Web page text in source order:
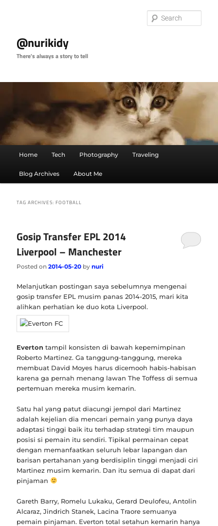
@nurikidy
There's always a story to tell
Home Tech Photography Traveling
Blog Archives About Me
TAG ARCHIVES:FOOTBALL
Gosip Transfer EPL 2014
Liverpool – Manchester
Posted on2014-05-20 bynuri
Melanjutkan postingan saya sebelumnya mengenai
gosip transfer EPL musim panas 2014-2015, mari kita
alihkan perhatian ke duo kota Liverpool.
Everton tampil konsisten di bawah kepemimpinan
Roberto Martinez. Ga tanggung-tanggung, mereka
membuat David Moyes harus dicemooh habis-habisan
karena ga pernah menang lawan The Toffess di semua
pertemuan mereka musim kemarin.
Satu hal yang patut diacungi jempol dari Martinez
adalah kejelian dia mencari pemain yang punya daya
adaptasi tinggi baik itu terhadap strategi tim maupun
posisi si pemain itu sendiri. Tipikal permainan cepat
dengan memanfaatkan seluruh lebar lapangan dan
barisan pertahanan yang berdisiplin tinggi menjadi ciri
Martinez musim kemarin. Dan itu semua di dapat dari
pinjaman
Gareth Barry, Romelu Lukaku, Gerard Deulofeu, Antolin
Alcaraz, Jindrich Stanek, Lacina Traore semuanya
pemain pinjaman. Everton total setahun kemarin hanya